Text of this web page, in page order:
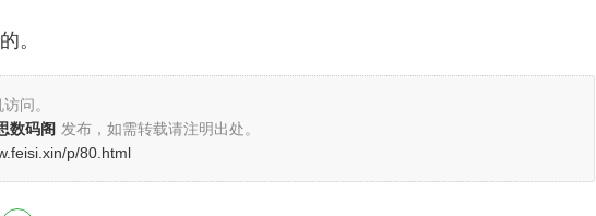
。
问。
数码阁 发布，如需转载请注明出处。
p/80.html